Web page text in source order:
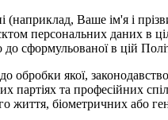
(наприклад, Ваше ім'я і
персональних даних в
сформульованої в цій
обробки якої,
партіях та професійних
життя, біометричних або